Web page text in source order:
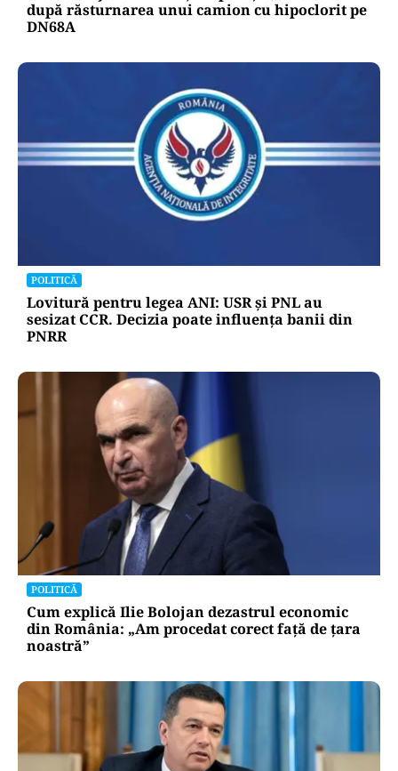
după răsturnarea unui camion cu hipoclorit pe
DN68A
POLITICĂ
Lovitură pentru legea ANI: USR și PNL au
sesizat CCR. Decizia poate influența banii din
PNRR